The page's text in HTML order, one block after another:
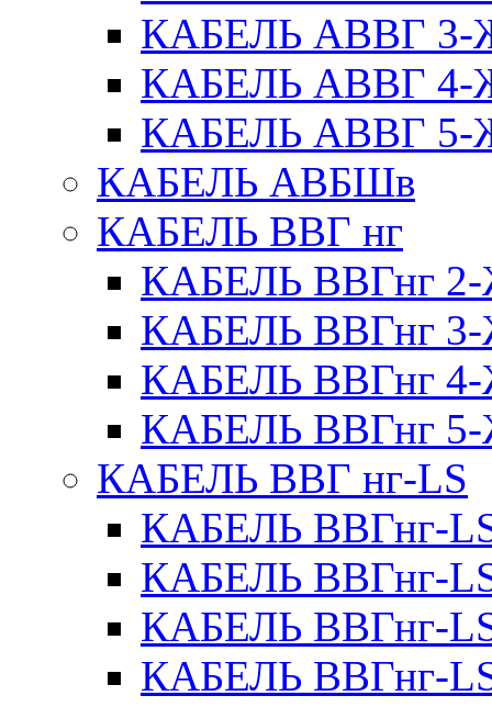
КАБЕЛЬ АВВГ
КАБЕЛЬ АВВГ
КАБЕЛЬ АВВГ
КАБЕЛЬ АВБШв
КАБЕЛЬ ВВГ нг
КАБЕЛЬ ВВГнг
КАБЕЛЬ ВВГнг
КАБЕЛЬ ВВГнг
КАБЕЛЬ ВВГнг
КАБЕЛЬ ВВГ нг-LS
КАБЕЛЬ ВВГнг-
КАБЕЛЬ ВВГнг-
КАБЕЛЬ ВВГнг-
КАБЕЛЬ ВВГнг-